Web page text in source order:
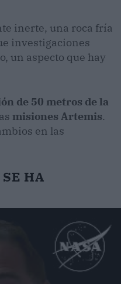
inerte, una roca fría
investigaciones
un aspecto que hay
de 50 metros de la
misiones Artemis.
en las
HA